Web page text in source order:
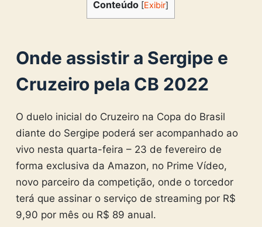
Conteúdo [Exibir]
Onde assistir a Sergipe e
Cruzeiro pela CB 2022
O duelo inicial do Cruzeiro na Copa do Brasil
diante do Sergipe poderá ser acompanhado ao
vivo nesta quarta-feira – 23 de fevereiro de
forma exclusiva da Amazon, no Prime Vídeo,
novo parceiro da competição, onde o torcedor
terá que assinar o serviço de streaming por R$
9,90 por mês ou R$ 89 anual.